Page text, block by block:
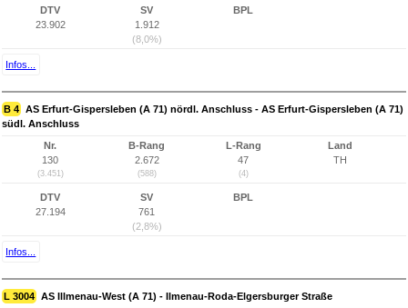
DTV
23.902
SV
1.912
(8,0%)
BPL
Infos...
B 4 AS Erfurt-Gispersleben (A 71) nördl. Anschluss - AS Erfurt-Gispersleben (A 71)
südl. Anschluss
Nr.
130
(3.451)
B-Rang
2.672
(588)
L-Rang
47
(4)
Land
TH
DTV
27.194
SV
761
(2,8%)
BPL
Infos...
L 3004 AS Illmenau-West (A 71) - Ilmenau-Roda-Elgersburger Straße